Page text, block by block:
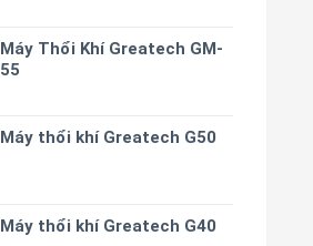
Máy Thổi Khí Greatech GM-
55
Máy thổi khí Greatech G50
Máy thổi khí Greatech G40